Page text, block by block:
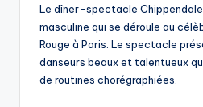
Le dîner-spectacle
masculine qui se déroule au
Rouge à Paris. Le spectacle
danseurs beaux et talentueux
de routines chorégraphiées.